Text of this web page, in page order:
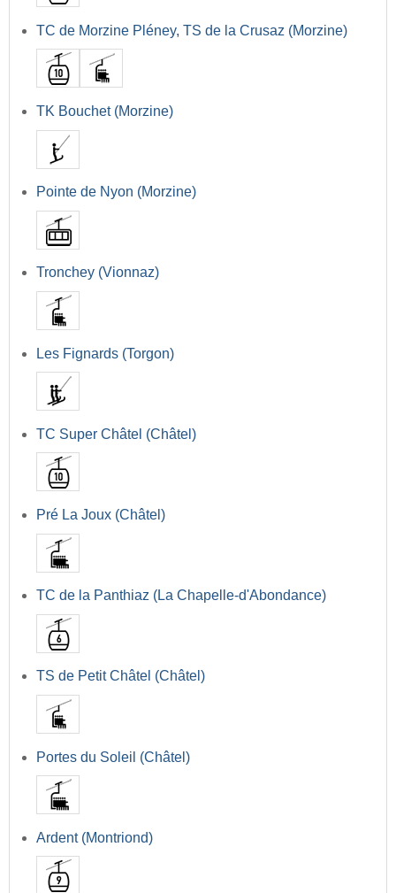
TC de Morzine Pléney, TS de la Crusaz (Morzine)
TK Bouchet (Morzine)
Pointe de Nyon (Morzine)
Tronchey (Vionnaz)
Les Fignards (Torgon)
TC Super Châtel (Châtel)
Pré La Joux (Châtel)
TC de la Panthiaz (La Chapelle-d'Abondance)
TS de Petit Châtel (Châtel)
Portes du Soleil (Châtel)
Ardent (Montriond)